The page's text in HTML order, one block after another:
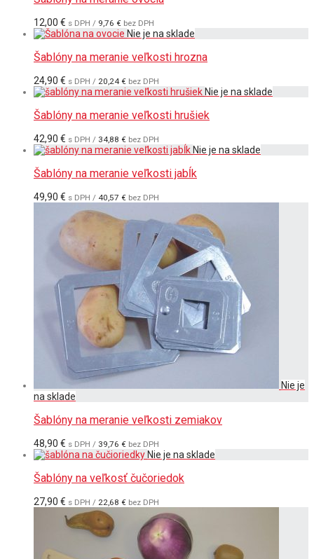
12,00 € s DPH / 9,76 € bez DPH
Šablóny na meranie veľkosti hrozna
24,90 € s DPH / 20,24 € bez DPH
Šablóny na meranie veľkosti hrušiek
42,90 € s DPH / 34,88 € bez DPH
Šablóny na meranie veľkosti jabĺk
49,90 € s DPH / 40,57 € bez DPH
Šablóny na meranie veľkosti zemiakov
48,90 € s DPH / 39,76 € bez DPH
Šablóny na veľkosť čučoriedok
27,90 € s DPH / 22,68 € bez DPH